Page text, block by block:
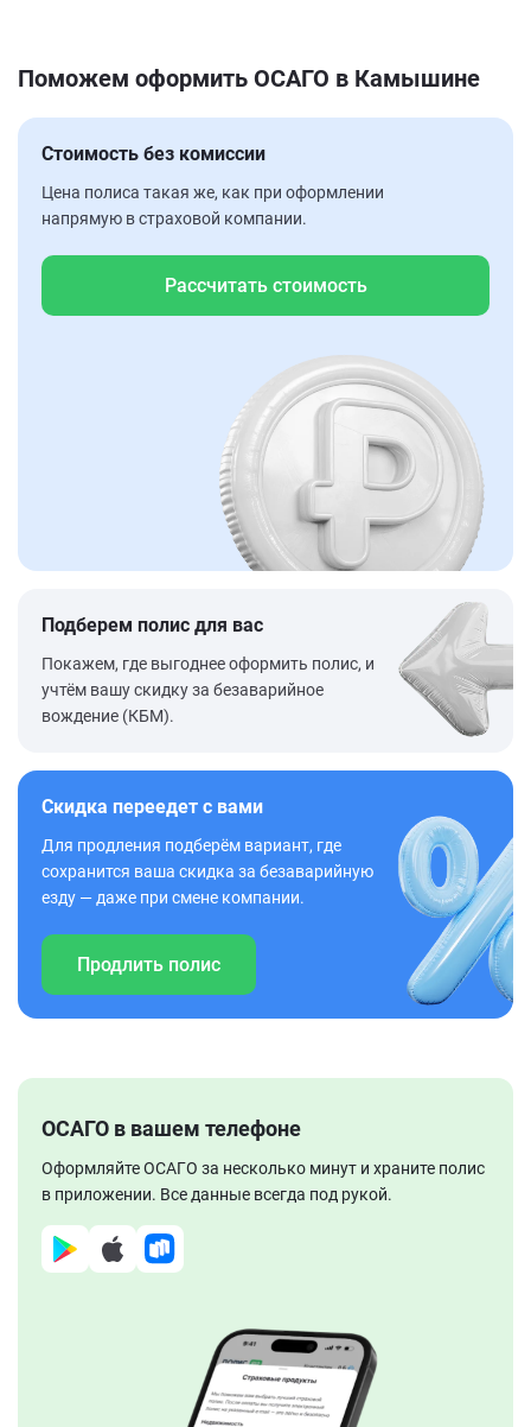
Поможем оформить ОСАГО в Камышине
Стоимость без комиссии
Цена полиса такая же, как при оформлении
напрямую в страховой компании.
Рассчитать стоимость
Подберем полис для вас
Покажем, где выгоднее оформить полис, и
учтём вашу скидку за безаварийное
вождение (КБМ).
Скидка переедет с вами
Для продления подберём вариант, где
сохранится ваша скидка за безаварийную
езду — даже при смене компании.
Продлить полис
ОСАГО в вашем телефоне
Оформляйте ОСАГО за несколько минут и храните полис
в приложении. Все данные всегда под рукой.